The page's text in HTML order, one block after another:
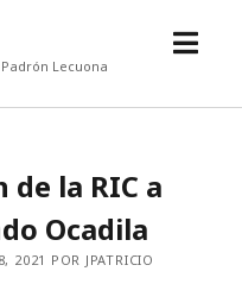
Lecuona
a
r
la RIC a
Ocadila
2021 POR JPATRICIO